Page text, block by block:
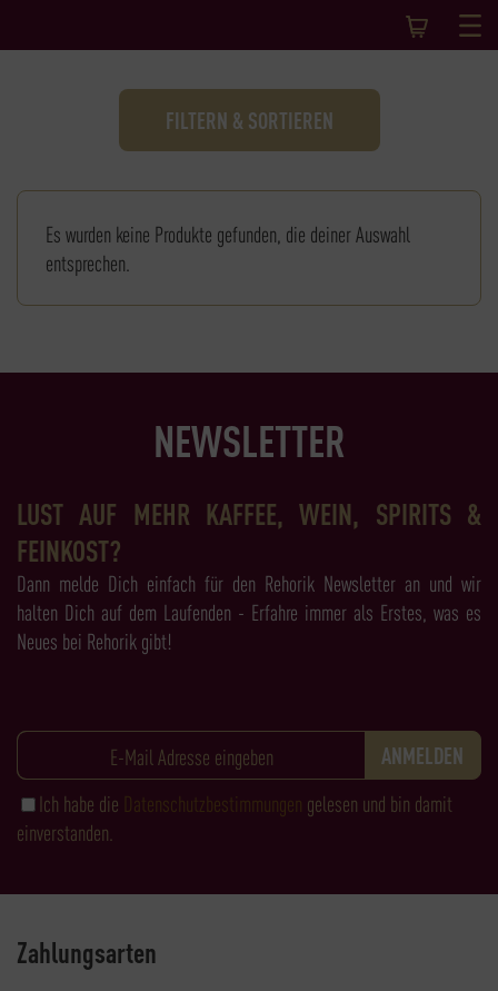
FILTERN & SORTIEREN
Es wurden keine Produkte gefunden, die deiner Auswahl
entsprechen.
NEWSLETTER
LUST AUF MEHR KAFFEE, WEIN, SPIRITS &
FEINKOST?
Dann melde Dich einfach für den Rehorik Newsletter an und wir
halten Dich auf dem Laufenden - Erfahre immer als Erstes, was es
Neues bei Rehorik gibt!
Ich habe die Datenschutzbestimmungen gelesen und bin damit
einverstanden.
Zahlungsarten